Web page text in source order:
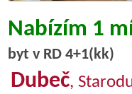
Nabízím 1
byt v RD 4+1(kk)
Dubeč,